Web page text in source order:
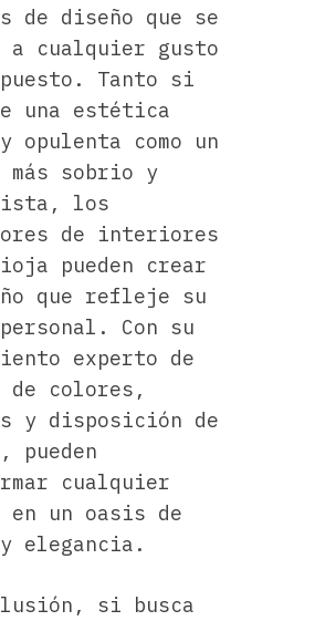
de diseño que se
a cualquier gusto
Tanto si
una estética
opulenta como un
más sobrio y
los
de interiores
pueden crear
que refleje su
Con su
experto de
de colores,
y disposición de
pueden
cualquier
en un oasis de
elegancia.
si busca